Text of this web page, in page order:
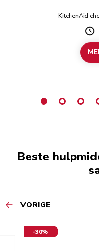
KitchenAid
Beste
VORIGE
-30%